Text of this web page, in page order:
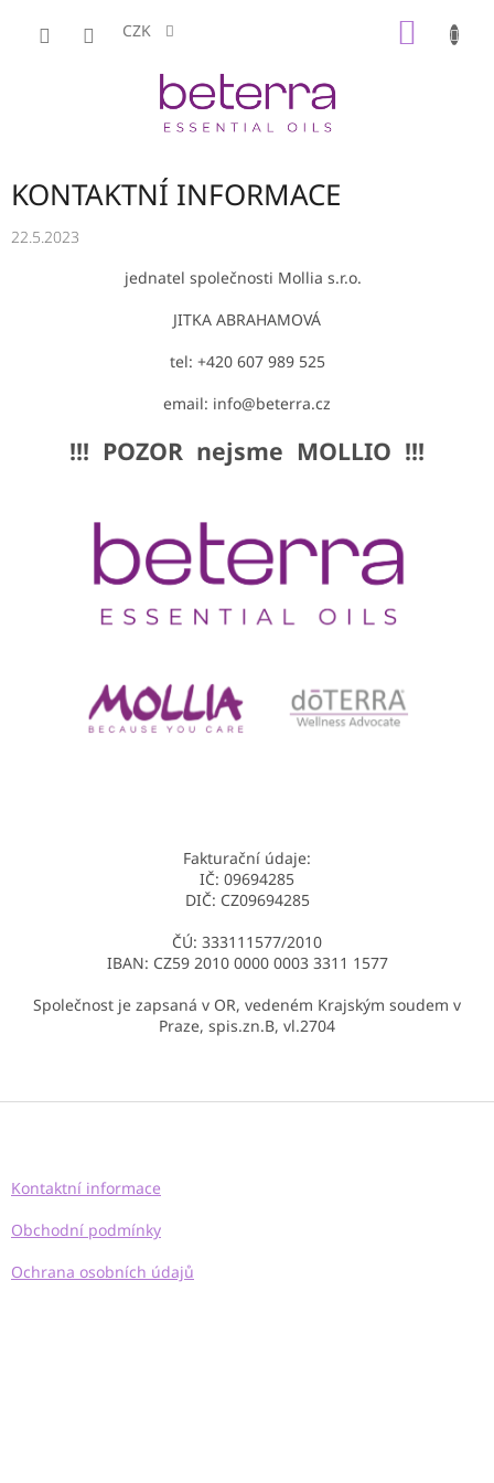
CZK
KONTAKTNÍ INFORMACE
22.5.2023
jednatel společnosti Mollia s.r.o.
JITKA ABRAHAMOVÁ
tel: +420 607 989 525
email: info@beterra.cz
!!! POZOR nejsme MOLLIO !!!
Fakturační údaje:
IČ: 09694285
DIČ: CZ09694285
ČÚ: 333111577/2010
IBAN: CZ59 2010 0000 0003 3311 1577
Společnost je zapsaná v OR, vedeném Krajským soudem v
Praze, spis.zn.B, vl.2704
Z
Kontaktní informace
Obchodní podmínky
Ochrana osobních údajů